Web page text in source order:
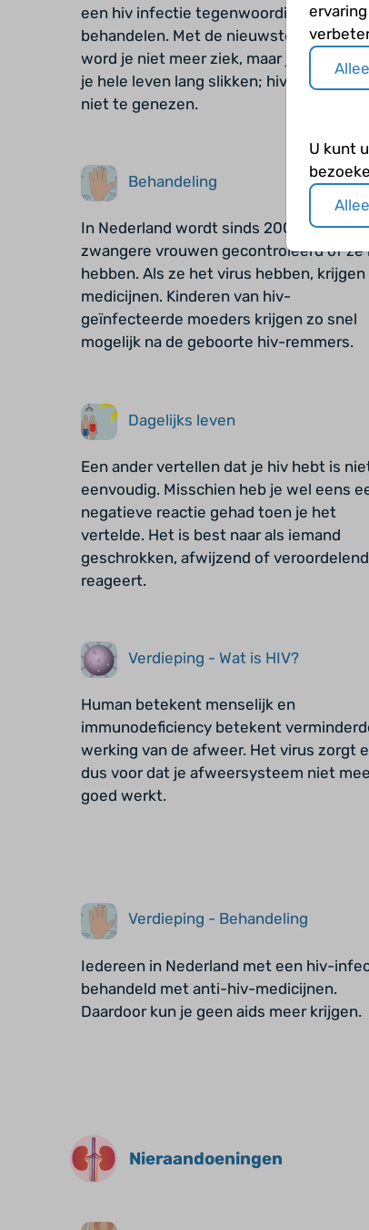
een hiv infectie tegenwoordig goed te
behandelen. Met de nieuwste
word je niet meer ziek, maar je moet ze
je hele leven lang slikken; hiv is helaas
niet te genezen.
Behandeling
In Nederland wordt sinds 2004 bij álle
zwangere vrouwen gecontroleerd of ze
hebben. Als ze het virus hebben, krijgen
medicijnen. Kinderen van hiv-
geïnfecteerde moeders krijgen zo snel
mogelijk na de geboorte hiv-remmers.
Dagelijks leven
Een ander vertellen dat je hiv hebt is
eenvoudig. Misschien heb je wel eens
negatieve reactie gehad toen je het
vertelde. Het is best naar als iemand
geschrokken, afwijzend of veroordelend
reageert.
Verdieping - Wat is HIV?
Human betekent menselijk en
immunodeficiency betekent
werking van de afweer. Het virus zorgt
dus voor dat je afweersysteem niet
goed werkt.
Verdieping - Behandeling
Iedereen in Nederland met een hiv-
behandeld met anti-hiv-medicijnen.
Daardoor kun je geen aids meer krijgen.
Nieraandoeningen
U kunt